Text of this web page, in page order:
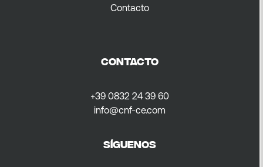
Contacto
CONTACTO
+39 0832 24 39 60
info@cnf-ce.com
Síguenos